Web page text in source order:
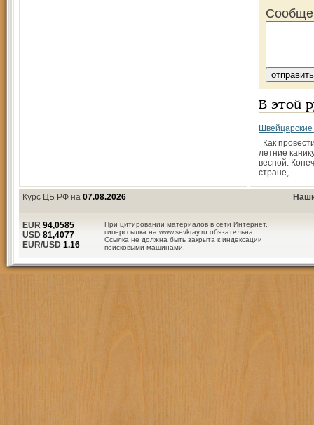
В этой
Как
летние
весной.
стране,
Курс ЦБ РФ на 07.08.2026
При цитировании материалов в сети Интернет,
гиперссылка на www.sevkray.ru обязательна.
Ссылка не должна быть закрыта к индексации
поисковыми машинами.
EUR 94,0585
USD 81,4077
EUR/USD 1.16